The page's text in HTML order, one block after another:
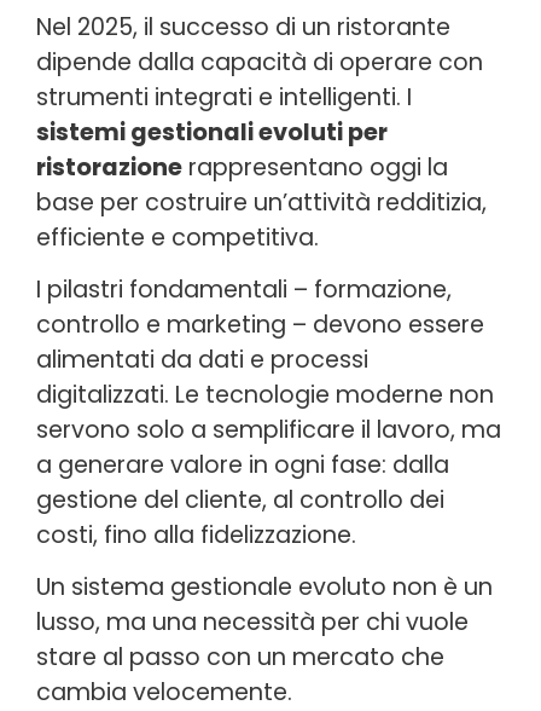
Nel 2025, il successo di un ristorante
dipende dalla capacità di operare con
strumenti integrati e intelligenti. I
sistemi gestionali evoluti per
ristorazione rappresentano oggi la
base per costruire un’attività redditizia,
efficiente e competitiva.
I pilastri fondamentali – formazione,
controllo e marketing – devono essere
alimentati da dati e processi
digitalizzati. Le tecnologie moderne non
servono solo a semplificare il lavoro, ma
a generare valore in ogni fase: dalla
gestione del cliente, al controllo dei
costi, fino alla fidelizzazione.
Un sistema gestionale evoluto non è un
lusso, ma una necessità per chi vuole
stare al passo con un mercato che
cambia velocemente.